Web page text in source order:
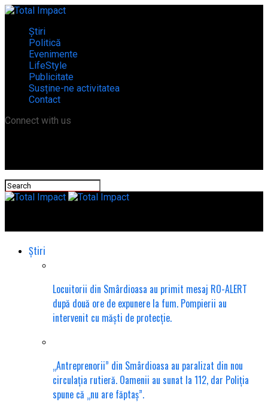
Știri
Politică
Evenimente
LifeStyle
Publicitate
Susține-ne activitatea
Contact
Connect with us
Știri
Locuitorii din Smârdioasa au primit mesaj RO-ALERT
după două ore de expunere la fum. Pompierii au
intervenit cu măști de protecție.
„Antreprenorii” din Smârdioasa au paralizat din nou
circulația rutieră. Oamenii au sunat la 112, dar Poliția
spune că „nu are făptaș”.